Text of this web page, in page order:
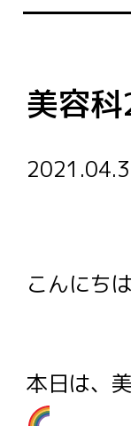
美容
こんにちは
本日は、